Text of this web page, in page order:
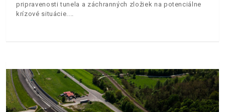
pripravenosti tunela a záchranných zložiek na potenciálne
krízové situácie.